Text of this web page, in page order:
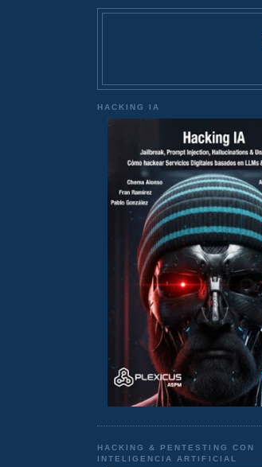
HACKING IA
HACKING & PENTESTING CON
INTELIGENCIA ARTIFICIAL